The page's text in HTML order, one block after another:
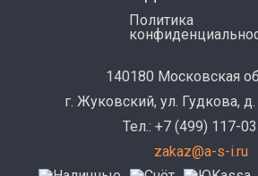
Политика
140180 Московская
г. Жуковский, ул. Гудкова,
Тел.: +7 (499) 117-
zakaz@a-s-i.ru